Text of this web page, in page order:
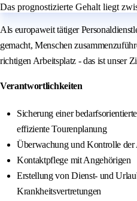
Das prognostizierte Gehalt liegt
Als europaweit tätiger
gemacht, Menschen
richtigen Arbeitsplatz - das ist unser
Verantwortlichkeiten
Sicherung einer
effiziente Tourenplanung
Überwachung und Kontrolle der
Kontaktpflege mit Angehörigen
Erstellung von Dienst- und
Krankheitsvertretungen